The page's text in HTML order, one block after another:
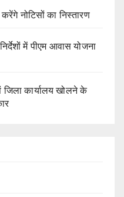
नोटिसों का निस्तारण
में पीएम आवास योजना
जिला कार्यालय खोलने के